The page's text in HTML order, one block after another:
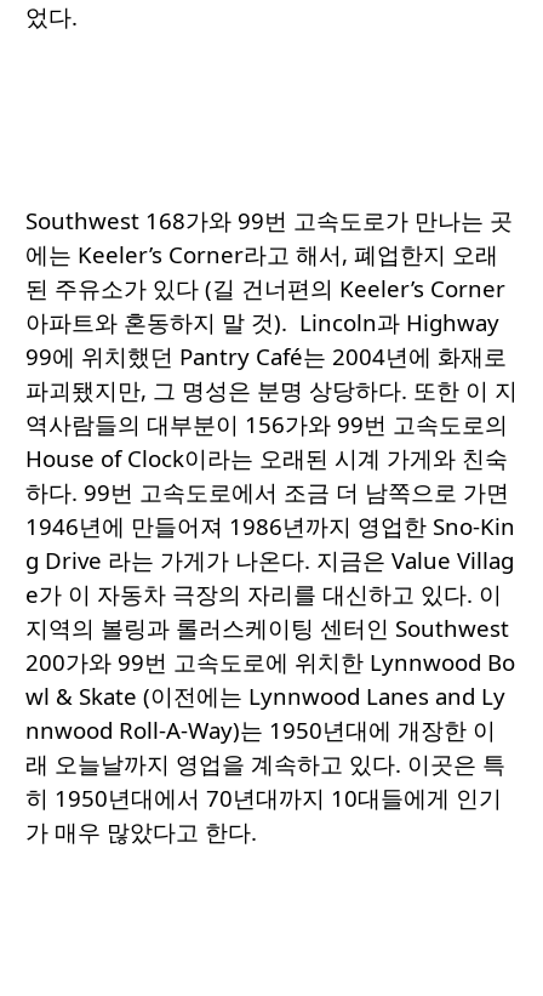
었다.
Southwest 168가와 99번 고속도로가 만나는 곳
에는 Keeler’s Corner라고 해서, 폐업한지 오래
된 주유소가 있다 (길 건너편의 Keeler’s Corner
아파트와 혼동하지 말 것). Lincoln과 Highway
99에 위치했던 Pantry Café는 2004년에 화재로
파괴됐지만, 그 명성은 분명 상당하다. 또한 이 지
역사람들의 대부분이 156가와 99번 고속도로의
House of Clock이라는 오래된 시계 가게와 친숙
하다. 99번 고속도로에서 조금 더 남쪽으로 가면
1946년에 만들어져 1986년까지 영업한 Sno-Kin
g Drive 라는 가게가 나온다. 지금은 Value Villag
e가 이 자동차 극장의 자리를 대신하고 있다. 이
지역의 볼링과 롤러스케이팅 센터인 Southwest
200가와 99번 고속도로에 위치한 Lynnwood Bo
wl & Skate (이전에는 Lynnwood Lanes and Ly
nnwood Roll-A-Way)는 1950년대에 개장한 이
래 오늘날까지 영업을 계속하고 있다. 이곳은 특
히 1950년대에서 70년대까지 10대들에게 인기
가 매우 많았다고 한다.